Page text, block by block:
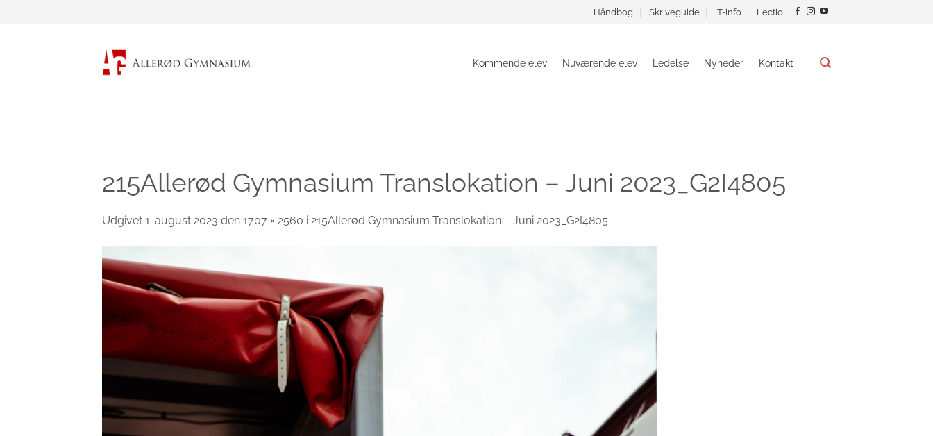
Håndbog Skriveguide IT-info Lectio
Kommende elev Nuværende elev Ledelse Nyheder Kontakt
215Allerød Gymnasium Translokation – Juni 2023_G2I4805
Udgivet 1. august 2023 den 1707 × 2560 i 215Allerød Gymnasium Translokation – Juni 2023_G2I4805